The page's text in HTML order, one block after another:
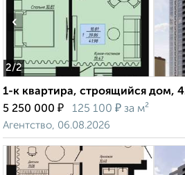
2/2
‹
1-к квартира, строящийся дом,
5 250 000 ₽ 125 100 ₽ за м²
Агентство, 06.08.2026